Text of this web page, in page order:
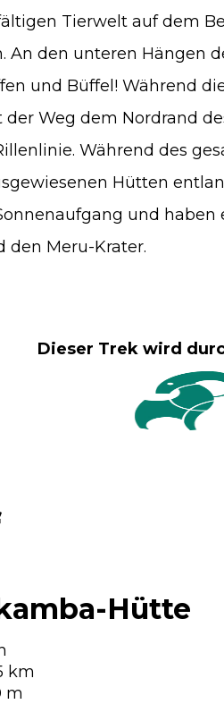
Tierwelt auf dem
An den unteren Hängen
und Büffel! Während
der Weg dem Nordrand
Während des
Hütten
und
den Meru-Krater.
Dieser Trek wird
Hütte
km
m